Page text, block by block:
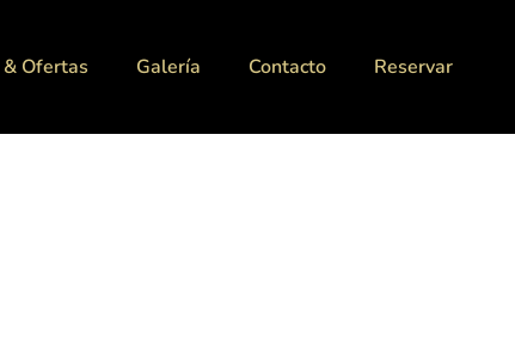
Ofertas Galería Contacto Reservar